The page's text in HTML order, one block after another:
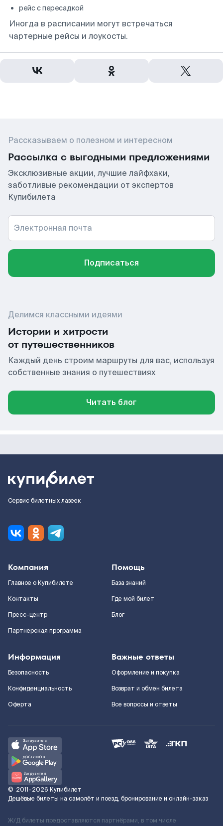
рейс с пересадкой
Иногда в расписании могут встречаться
чартерные рейсы и лоукосты.
Рассказываем о полезном и интересном
Рассылка с выгодными предложениями
Эксклюзивные акции, лучшие лайфхаки,
заботливые рекомендации от экспертов
Купибилета
Электронная почта
Подписаться
Делимся классными идеями
Истории и хитрости
от путешественников
Каждый день строим маршруты для вас, используя
собственные знания о путешествиях
Читать блог
Сервис билетных лазеек
Компания
Главное о Купибилете
Контакты
Пресс-центр
Партнерская программа
Помощь
База знаний
Где мой билет
Блог
Информация
Безопасность
Конфиденциальность
Оферта
Важные ответы
Оформление и покупка
Возврат и обмен билета
Все вопросы и ответы
© 2011–2026 Купибилет
Дешёвые билеты на самолёт и поезд, бронирование и онлайн-заказ
Ж/Д билеты предоставляются партнёрами, в том числе